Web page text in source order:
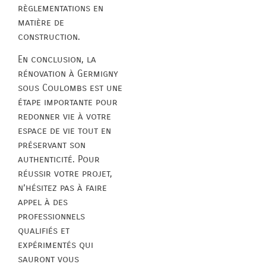
règlementations en
matière de
construction.
En conclusion, la
rénovation à Germigny
sous Coulombs est une
étape importante pour
redonner vie à votre
espace de vie tout en
préservant son
authenticité. Pour
réussir votre projet,
n’hésitez pas à faire
appel à des
professionnels
qualifiés et
expérimentés qui
sauront vous